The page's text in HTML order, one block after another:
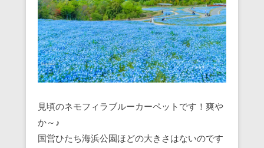
見頃のネモフィラブルーカーペットです！爽や
か～♪
国営ひたち海浜公園ほどの大きさはないのです